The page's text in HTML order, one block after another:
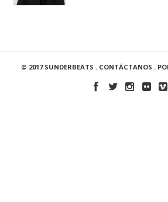
© 2017 SUNDERBEATS . CONTÁCTANOS .